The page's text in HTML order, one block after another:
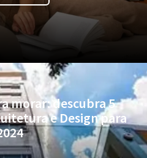
morar: descubra 5
e Design para